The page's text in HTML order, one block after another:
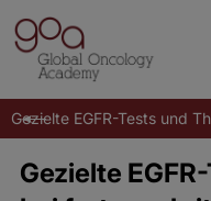
Gezielte EGFR-Tests und
Gezielte